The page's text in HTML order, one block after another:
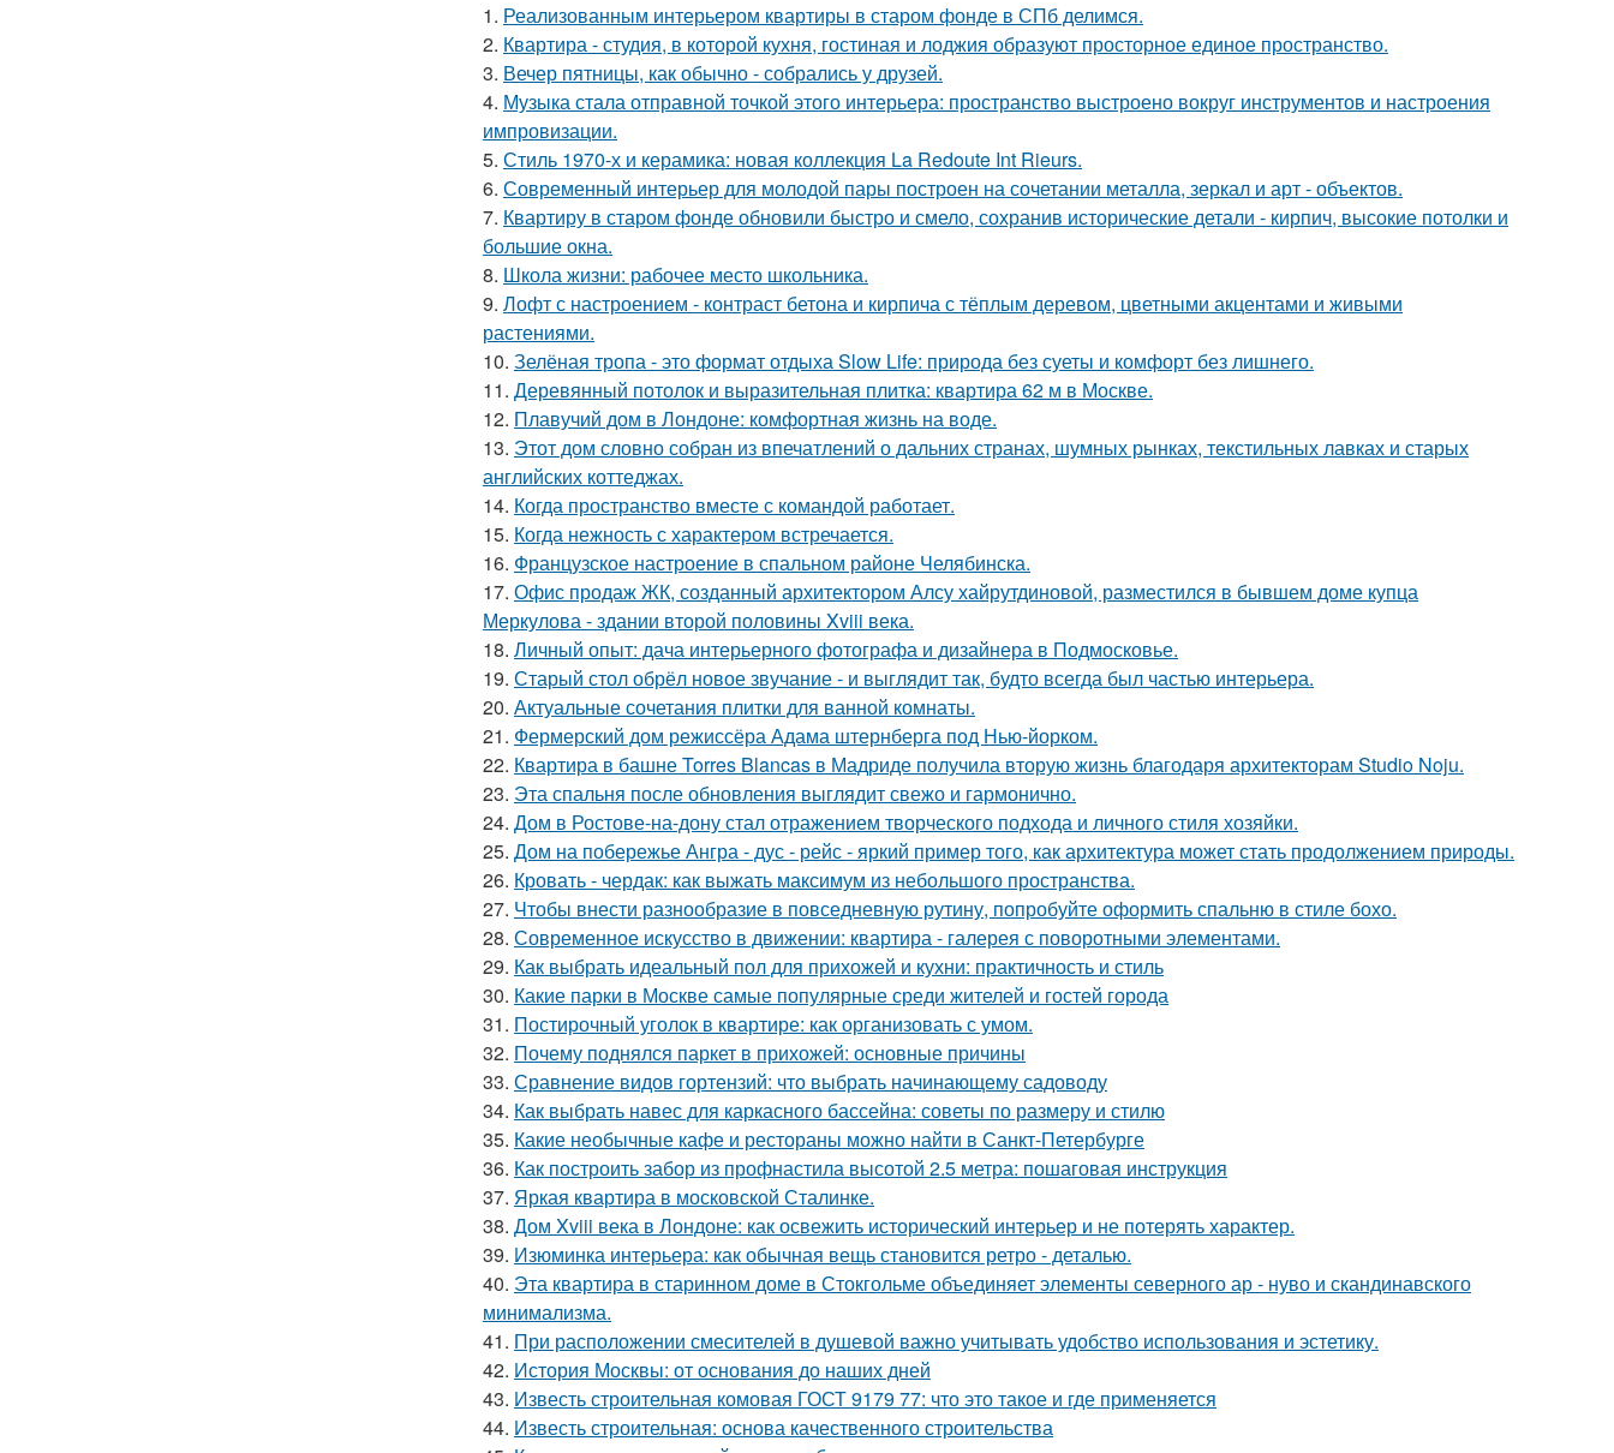
1. Реализованным интерьером квартиры в старом фонде в СПб делимся.
2. Квартира - студия, в которой кухня, гостиная и лоджия образуют просторное единое пространство.
3. Вечер пятницы, как обычно - собрались у друзей.
4. Музыка стала отправной точкой этого интерьера: пространство выстроено вокруг инструментов и настроения
импровизации.
5. Стиль 1970-х и керамика: новая коллекция La Redoute Int Rieurs.
6. Современный интерьер для молодой пары построен на сочетании металла, зеркал и арт - объектов.
7. Квартиру в старом фонде обновили быстро и смело, сохранив исторические детали - кирпич, высокие потолки и
большие окна.
8. Школа жизни: рабочее место школьника.
9. Лофт с настроением - контраст бетона и кирпича с тёплым деревом, цветными акцентами и живыми
растениями.
10. Зелёная тропа - это формат отдыха Slow Life: природа без суеты и комфорт без лишнего.
11. Деревянный потолок и выразительная плитка: квартира 62 м в Москве.
12. Плавучий дом в Лондоне: комфортная жизнь на воде.
13. Этот дом словно собран из впечатлений о дальних странах, шумных рынках, текстильных лавках и старых
английских коттеджах.
14. Когда пространство вместе с командой работает.
15. Когда нежность с характером встречается.
16. Французское настроение в спальном районе Челябинска.
17. Офис продаж ЖК, созданный архитектором Алсу хайрутдиновой, разместился в бывшем доме купца
Меркулова - здании второй половины Xviii века.
18. Личный опыт: дача интерьерного фотографа и дизайнера в Подмосковье.
19. Старый стол обрёл новое звучание - и выглядит так, будто всегда был частью интерьера.
20. Актуальные сочетания плитки для ванной комнаты.
21. Фермерский дом режиссёра Адама штернберга под Нью-йорком.
22. Квартира в башне Torres Blancas в Мадриде получила вторую жизнь благодаря архитекторам Studio Noju.
23. Эта спальня после обновления выглядит свежо и гармонично.
24. Дом в Ростове-на-дону стал отражением творческого подхода и личного стиля хозяйки.
25. Дом на побережье Ангра - дус - рейс - яркий пример того, как архитектура может стать продолжением природы.
26. Кровать - чердак: как выжать максимум из небольшого пространства.
27. Чтобы внести разнообразие в повседневную рутину, попробуйте оформить спальню в стиле бохо.
28. Современное искусство в движении: квартира - галерея с поворотными элементами.
29. Как выбрать идеальный пол для прихожей и кухни: практичность и стиль
30. Какие парки в Москве самые популярные среди жителей и гостей города
31. Постирочный уголок в квартире: как организовать с умом.
32. Почему поднялся паркет в прихожей: основные причины
33. Сравнение видов гортензий: что выбрать начинающему садоводу
34. Как выбрать навес для каркасного бассейна: советы по размеру и стилю
35. Какие необычные кафе и рестораны можно найти в Санкт-Петербурге
36. Как построить забор из профнастила высотой 2.5 метра: пошаговая инструкция
37. Яркая квартира в московской Сталинке.
38. Дом Xviii века в Лондоне: как освежить исторический интерьер и не потерять характер.
39. Изюминка интерьера: как обычная вещь становится ретро - деталью.
40. Эта квартира в старинном доме в Стокгольме объединяет элементы северного ар - нуво и скандинавского
минимализма.
41. При расположении смесителей в душевой важно учитывать удобство использования и эстетику.
42. История Москвы: от основания до наших дней
43. Известь строительная комовая ГОСТ 9179 77: что это такое и где применяется
44. Известь строительная: основа качественного строительства